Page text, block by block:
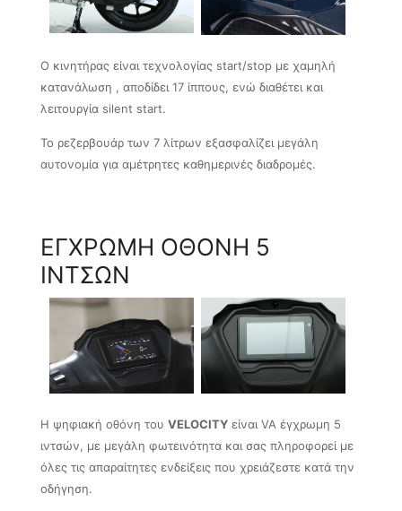
O κινητήρας είναι τεχνολογίας start/stop με χαμηλή
κατανάλωση , αποδίδει 17 ίππους, ενώ διαθέτει και
λειτουργία silent start.
Το ρεζερβουάρ των 7 λίτρων εξασφαλίζει μεγάλη
αυτονομία για αμέτρητες καθημερινές διαδρομές.
ΕΓΧΡΩΜΗ ΟΘΟΝΗ 5
ΙΝΤΣΩΝ
Η ψηφιακή οθόνη του VELOCITYείναι VA έγχρωμη 5
ιντσών, με μεγάλη φωτεινότητα και σας πληροφορεί με
όλες τις απαραίτητες ενδείξεις που χρειάζεστε κατά την
οδήγηση.